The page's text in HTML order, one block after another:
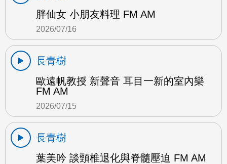
胖仙女 小朋友料理 FM AM
2026/07/16
長青樹
歐遠帆教授 新聲音 耳目一新的室內樂
FM AM
2026/07/15
長青樹
葉美吟 談頸椎退化與脊髓壓迫 FM AM